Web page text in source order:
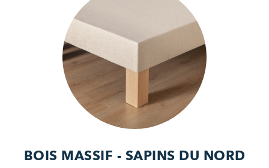
BOIS MASSIF - SAPINS DU NORD